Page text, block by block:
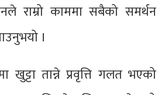
राम्रो काममा सबैको समर्थन
।
तान्ने प्रवृत्ति गलत भएको